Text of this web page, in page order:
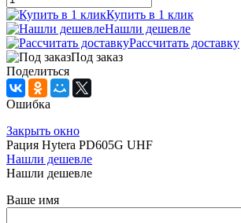
Купить в 1 клик
Нашли дешевле
Рассчитать доставку
Под заказ
Поделиться
Ошибка
Закрыть окно
Рация Hytera PD605G UHF
Нашли дешевле
Нашли дешевле
Ваше имя